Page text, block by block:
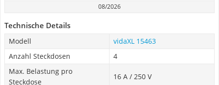
08/2026
Technische Details
Modell
vidaXL 15463
Anzahl Steckdosen
4
Max. Belastung pro
Steckdose
16 A / 250 V